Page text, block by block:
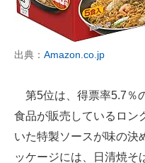
出典： Amazon.co.jp
第5位は、得票率5.7％
食品が販売しているロン
いた特製ソースが味の決
ッケージには、日清焼そ